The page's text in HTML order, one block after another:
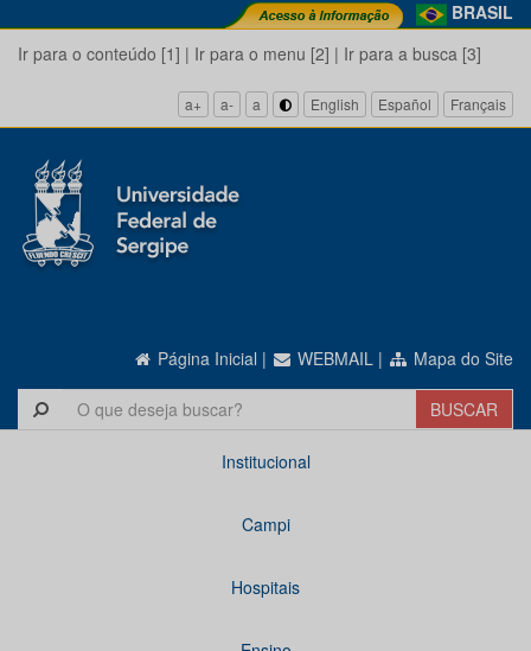
BRASIL
Ir para o conteúdo [1] | Ir para o menu [2] | Ir para a busca [3]
a+ a- a English Español Français
Página Inicial | WEBMAIL | Mapa do Site
Institucional
Campi
Hospitais